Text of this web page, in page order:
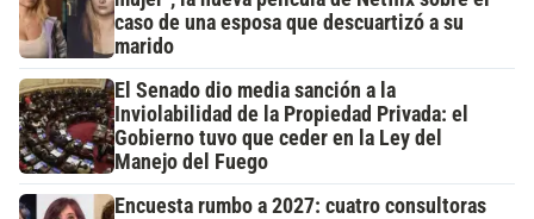
caso de una esposa que descuartizó a su
marido
El Senado dio media sanción a la
Inviolabilidad de la Propiedad Privada: el
Gobierno tuvo que ceder en la Ley del
Manejo del Fuego
Encuesta rumbo a 2027: cuatro consultoras